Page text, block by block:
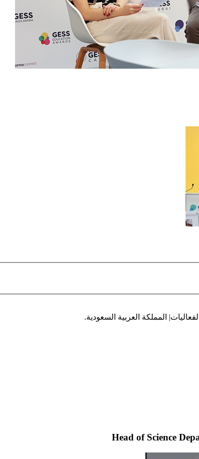
المملكة العربية السعودية.
Head of Science